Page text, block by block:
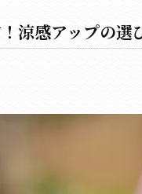
涼感アップの選